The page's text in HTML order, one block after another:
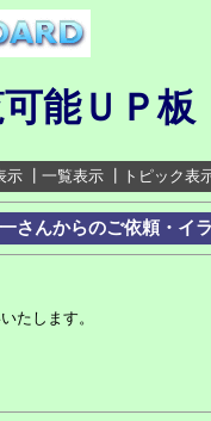
能ＵＰ板
示 一覧表示 トピック表
さんからのご依頼・イ
たします。